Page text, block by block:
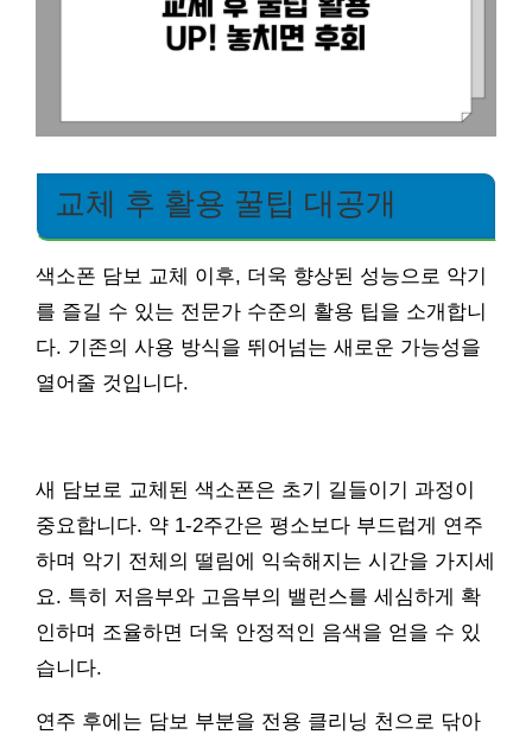
교체 후 활용 꿀팁 대공개
색소폰 담보 교체 이후, 더욱 향상된 성능으로 악기
를 즐길 수 있는 전문가 수준의 활용 팁을 소개합니
다. 기존의 사용 방식을 뛰어넘는 새로운 가능성을
열어줄 것입니다.
새 담보로 교체된 색소폰은 초기 길들이기 과정이
중요합니다. 약 1-2주간은 평소보다 부드럽게 연주
하며 악기 전체의 떨림에 익숙해지는 시간을 가지세
요. 특히 저음부와 고음부의 밸런스를 세심하게 확
인하며 조율하면 더욱 안정적인 음색을 얻을 수 있
습니다.
연주 후에는 담보 부분을 전용 클리닝 천으로 닦아